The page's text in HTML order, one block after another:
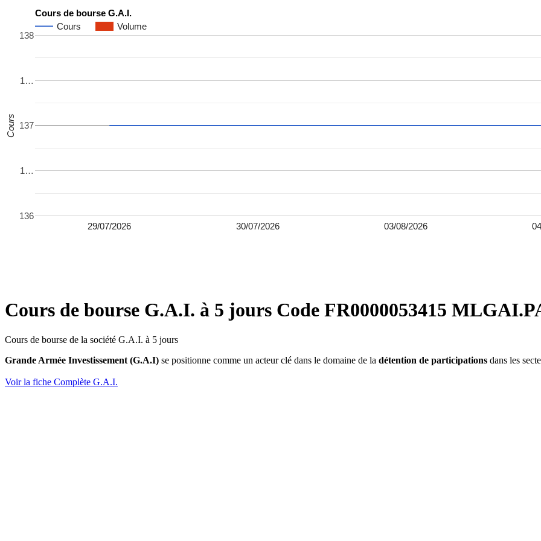
Cours de bourse G.A.I.
Cours Volume
29/07/2026 30/07/2026 03/08/2026
136
1…
137
1…
138
Cours
Cours de bourse G.A.I. à 5 jours Code FR0000053415
Cours de bourse de la société G.A.I. à 5 jours
Grande Armée Investissement (G.A.I) se positionne comme un acteur clé dans le domaine de la détention de participations dans les
Voir la fiche Complète G.A.I.